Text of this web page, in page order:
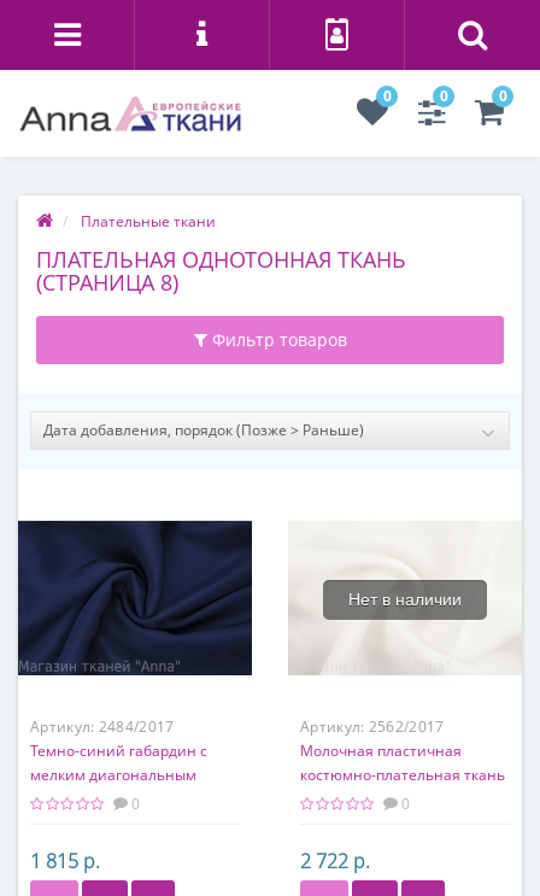
0 0 0
Плательные ткани
ПЛАТЕЛЬНАЯ ОДНОТОННАЯ ТКАНЬ
(СТРАНИЦА 8)
Фильтр товаров
Артикул: 2484/2017
Темно-синий габардин с
мелким диагональным
рубчиком
0
1 815 р.
Нет в наличии
Артикул: 2562/2017
Молочная пластичная
костюмно-плательная ткань
шелк + вискоза
0
2 722 р.